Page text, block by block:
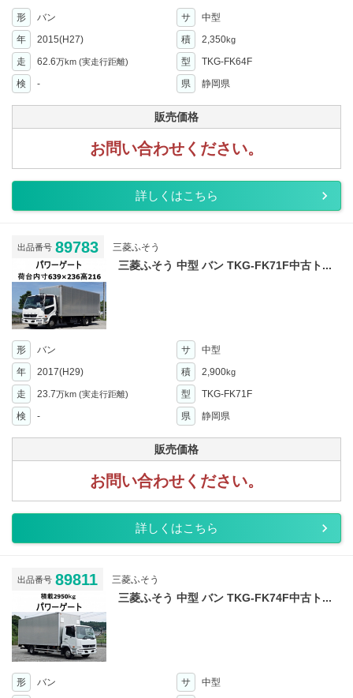
形 バン サ
中型
年
2015(H27) 積 2,350kg
走 62.6万km (実走行距離) 型
TKG-FK64F
検
- 県 静岡県
販売価格
お問い合わせください。
詳しくはこちら
出品番号 89783 三菱ふそう
三菱ふそう 中型 バン TKG-FK71F中古ト...
形 バン サ
中型
年
2017(H29) 積 2,900kg
走 23.7万km (実走行距離) 型
TKG-FK71F
検
- 県 静岡県
販売価格
お問い合わせください。
詳しくはこちら
出品番号 89811 三菱ふそう
三菱ふそう 中型 バン TKG-FK74F中古ト...
形 バン サ
中型